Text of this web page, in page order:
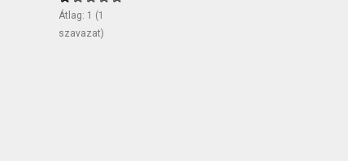
Átlag: 1 (1
szavazat)